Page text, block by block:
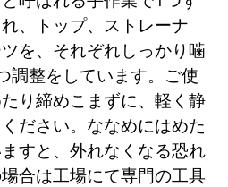
、トップ、ストレーナ
を、それぞれしっかり噛
調整をしています。ご使
り締めこまずに、軽く静
ださい。ななめにはめた
すと、外れなくなる恐れ
合は工場にて専門の工具